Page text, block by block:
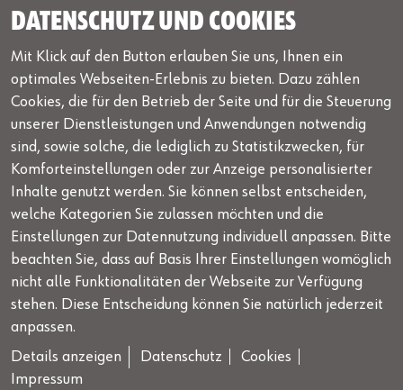
Lizenzbedingungen
Newsletter
Unser kostenloser Newsletter informiert Sie über aktuelle
Neuigkeiten, laufende Aktionen und Interessantes von
WOW!
Newsletter Anmeldung
Beratung & Fahrzeugtechnischer Support
+49 7940 98188 - 8188 | Montag bis Freitag von 8 bis
17 Uhr, außer an gesetzlichen Feiertagen
Angebote nur in Deutschland gültig, Verkauf nur an Unternehmer,
DATENSCHUTZ UND COOKIES
Mit Klick auf den Button erlauben Sie uns, Ihnen ein
optimales Webseiten-Erlebnis zu bieten. Dazu zählen
Cookies, die für den Betrieb der Seite und für die Steuerung
unserer Dienstleistungen und Anwendungen notwendig
sind, sowie solche, die lediglich zu Statistikzwecken, für
Komforteinstellungen oder zur Anzeige personalisierter
Inhalte genutzt werden. Sie können selbst entscheiden,
welche Kategorien Sie zulassen möchten und die
Einstellungen zur Datennutzung individuell anpassen. Bitte
beachten Sie, dass auf Basis Ihrer Einstellungen womöglich
nicht alle Funktionalitäten der Webseite zur Verfügung
stehen. Diese Entscheidung können Sie natürlich jederzeit
anpassen.
Details anzeigen
Datenschutz
Cookies
Impressum